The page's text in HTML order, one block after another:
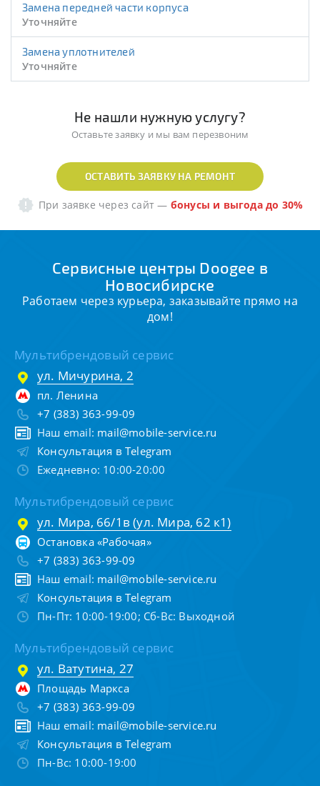
Замена передней части корпуса
Уточняйте
Замена уплотнителей
Уточняйте
Не нашли нужную услугу?
Оставьте заявку и мы вам перезвоним
ОСТАВИТЬ ЗАЯВКУ НА РЕМОНТ
При заявке через сайт — бонусы и выгода до 30%
Сервисные центры Doogee в
Новосибирске
Работаем через курьера, заказывайте прямо на
дом!
Мультибрендовый сервис
ул. Мичурина, 2
пл. Ленина
+7 (383) 363-99-09
Наш email: mail@mobile-service.ru
Консультация в Telegram
Ежедневно: 10:00-20:00
Мультибрендовый сервис
ул. Мира, 66/1в (ул. Мира, 62 к1)
Остановка «Рабочая»
+7 (383) 363-99-09
Наш email: mail@mobile-service.ru
Консультация в Telegram
Пн-Пт: 10:00-19:00; Сб-Вс: Выходной
Мультибрендовый сервис
ул. Ватутина, 27
Площадь Маркса
+7 (383) 363-99-09
Наш email: mail@mobile-service.ru
Консультация в Telegram
Пн-Вс: 10:00-19:00